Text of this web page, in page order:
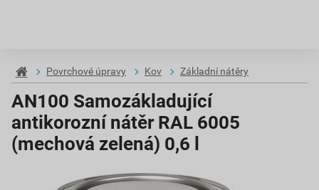
Povrchové úpravy Kov Základní nátěry
AN100 Samozákladující
antikorozní nátěr RAL 6005
(mechová zelená) 0,6 l